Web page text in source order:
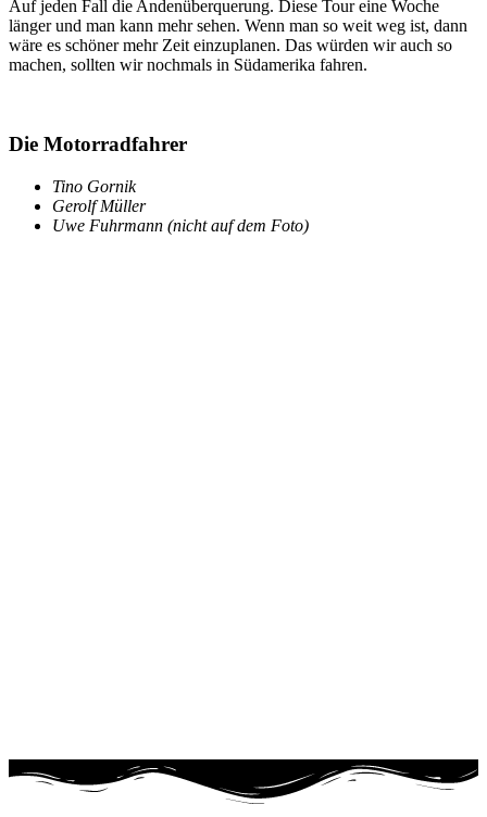
Auf jeden Fall die Andenüberquerung. Diese Tour eine Woche
länger und man kann mehr sehen. Wenn man so weit weg ist, dann
wäre es schöner mehr Zeit einzuplanen. Das würden wir auch so
machen, sollten wir nochmals in Südamerika fahren.
Die Motorradfahrer
Tino Gornik
Gerolf Müller
Uwe Fuhrmann (nicht auf dem Foto)